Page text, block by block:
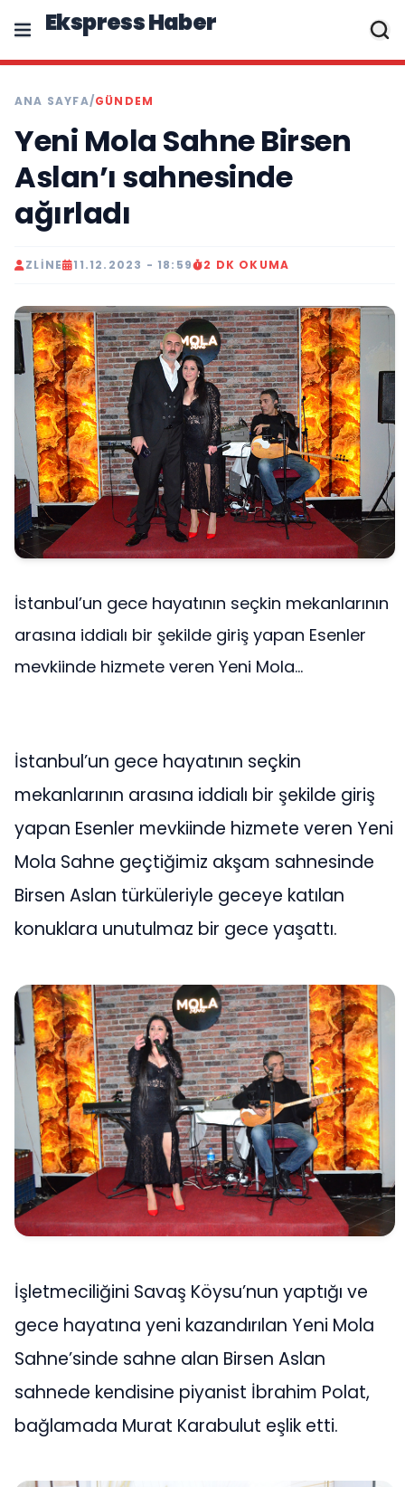
Ekspress Haber
ANA SAYFA/GÜNDEM
Yeni Mola Sahne Birsen
Aslan’ı sahnesinde
ağırladı
ZLINE 11.12.2023 - 18:59 2 DK OKUMA
İstanbul’un gece hayatının seçkin mekanlarının
arasına iddialı bir şekilde giriş yapan Esenler
mevkiinde hizmete veren Yeni Mola...
İstanbul’un gece hayatının seçkin
mekanlarının arasına iddialı bir şekilde giriş
yapan Esenler mevkiinde hizmete veren Yeni
Mola Sahne geçtiğimiz akşam sahnesinde
Birsen Aslan türküleriyle geceye katılan
konuklara unutulmaz bir gece yaşattı.
İşletmeciliğini Savaş Köysu’nun yaptığı ve
gece hayatına yeni kazandırılan Yeni Mola
Sahne’sinde sahne alan Birsen Aslan
sahnede kendisine piyanist İbrahim Polat,
bağlamada Murat Karabulut eşlik etti.